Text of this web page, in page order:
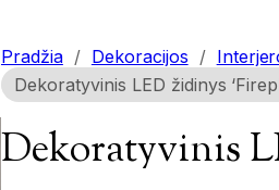
Pradžia / Dekoracijos /
Dekoratyvinis LED židinys
Dekoratyvinis